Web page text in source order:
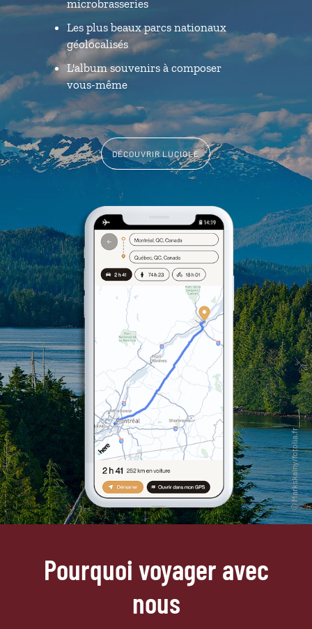
microbrasseries
Les plus beaux parcs nationaux
géolocalisés
L'album souvenirs à composer
vous-même
DÉCOUVRIR LUCIOLE
Pourquoi voyager avec
nous